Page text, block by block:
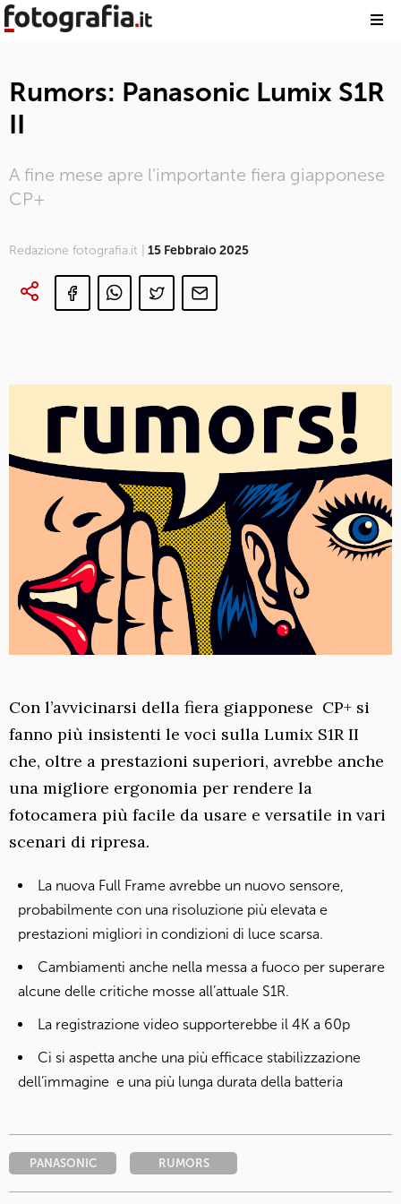
Rumors: Panasonic Lumix S1R
II
A fine mese apre l’importante fiera giapponese
CP+
Redazione fotografia.it | 15 Febbraio 2025
Con l’avvicinarsi della fiera giapponese CP+ si
fanno più insistenti le voci sulla Lumix S1R II
che, oltre a prestazioni superiori, avrebbe anche
una migliore ergonomia per rendere la
fotocamera più facile da usare e versatile in vari
scenari di ripresa.
La nuova Full Frame avrebbe un nuovo sensore,
probabilmente con una risoluzione più elevata e
prestazioni migliori in condizioni di luce scarsa.
Cambiamenti anche nella messa a fuoco per superare
alcune delle critiche mosse all’attuale S1R.
La registrazione video supporterebbe il 4K a 60p
Ci si aspetta anche una più efficace stabilizzazione
dell’immagine e una più lunga durata della batteria
PANASONIC RUMORS